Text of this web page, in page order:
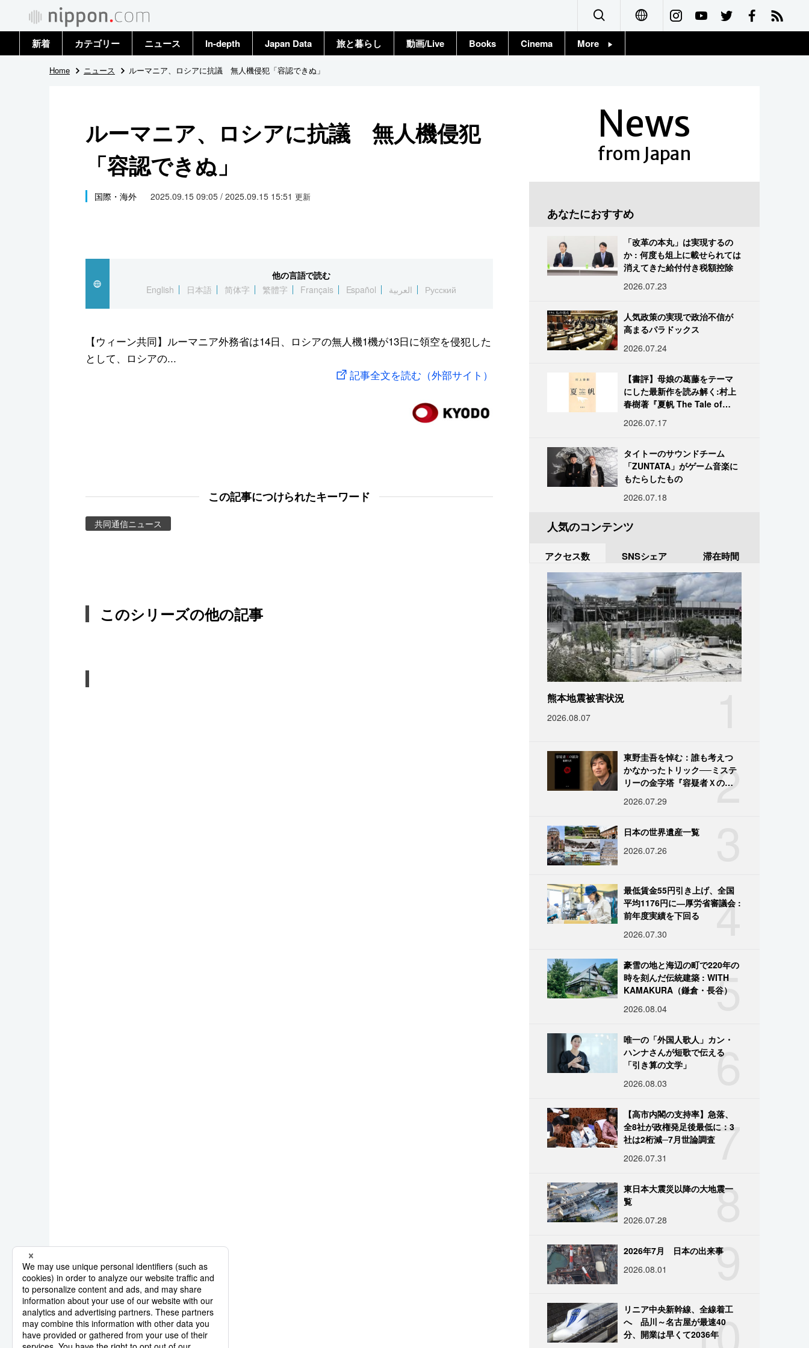
Français
新着 カテゴリー
政治・外交
国際
文化
スポーツ・東京2020
ニュース
トップ
In-depth Japan Data 旅と暮らし 動画/Live Books Cinema More
Home ニュース ルーマニア、ロシアに抗議 無人機侵犯「容認できぬ」
ルーマニア、ロシアに抗議 無人機侵犯
「容認できぬ」
国際・海外 2025.09.15 09:05 / 2025.09.15 15:51 更新
他の言語で読む
English
日本語 简体字 繁體字 Français Español العربية Русский
【ウィーン共同】ルーマニア外務省は14日、ロシアの無人機1機が13日に領空を侵犯した
として、ロシアの...
記事全文を読む（外部サイト）
この記事につけられたキーワード
共同通信ニュース
このシリーズの他の記事
News
from Japan
あなたにおすすめ
「改革の本丸」は実現するの
か : 何度も俎上に載せられては
消えてきた給付付き税額控除
2026.07.23
人気政策の実現で政治不信が
高まるパラドックス
2026.07.24
【書評】母娘の葛藤をテーマ
にした最新作を読み解く:村上
春樹著『夏帆 The Tale of
2026.07.17
タイトーのサウンドチーム
「ZUNTATA」がゲーム音楽に
もたらしたもの
2026.07.18
人気のコンテンツ
アクセス数 SNSシェア 滞在時間
熊本地震被害状況
2026.08.07
2
東野圭吾を悼む：誰も考えつ
かなかったトリック──ミステ
リーの金字塔『容疑者Ｘの献
2026.07.29
日本の世界遺産一覧
2026.07.26
4
最低賃金55円引き上げ、全国
平均1176円に―厚労省審議会 :
前年度実績を下回る
2026.07.30
5
豪雪の地と海辺の町で220年の
時を刻んだ伝統建築 : WITH
KAMAKURA（鎌倉・長谷）
2026.08.04
6
唯一の「外国人歌人」カン・
ハンナさんが短歌で伝える
「引き算の文学」
2026.08.03
7
【高市内閣の支持率】急落、
全8社が政権発足後最低に：3
社は2桁減─7月世論調査
2026.07.31
8
東日本大震災以降の大地震一
覧
2026.07.28
9
2026年7月 日本の出来事
2026.08.01
10
リニア中央新幹線、全線着工
へ 品川～名古屋が最速40
分、開業は早くて2036年